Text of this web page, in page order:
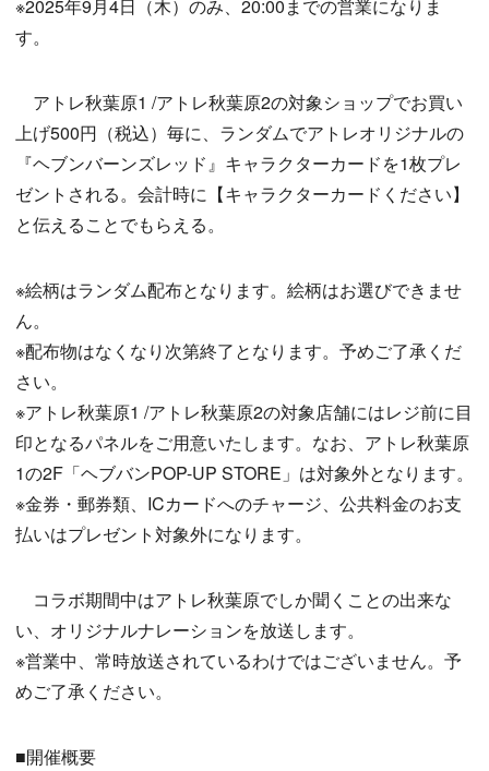
※2025年9月4日（木）のみ、20:00までの営業になりま
す。
アトレ秋葉原1 /アトレ秋葉原2の対象ショップでお買い
上げ500円（税込）毎に、ランダムでアトレオリジナルの
『ヘブンバーンズレッド』キャラクターカードを1枚プレ
ゼントされる。会計時に【キャラクターカードください】
と伝えることでもらえる。
※絵柄はランダム配布となります。絵柄はお選びできませ
ん。
※配布物はなくなり次第終了となります。予めご了承くだ
さい。
※アトレ秋葉原1 /アトレ秋葉原2の対象店舗にはレジ前に目
印となるパネルをご用意いたします。なお、アトレ秋葉原
1の2F「ヘブバンPOP-UP STORE」は対象外となります。
※金券・郵券類、ICカードへのチャージ、公共料金のお支
払いはプレゼント対象外になります。
コラボ期間中はアトレ秋葉原でしか聞くことの出来な
い、オリジナルナレーションを放送します。
※営業中、常時放送されているわけではございません。予
めご了承ください。
■開催概要